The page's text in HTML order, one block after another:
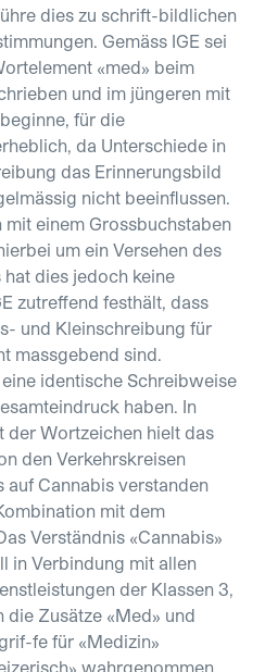
dies zu schrift-bildlichen
Gemäss IGE sei
«med» beim
und im jüngeren mit
für die
da Unterschiede in
das Erinnerungsbild
nicht beeinflussen.
einem Grossbuchstaben
um ein Versehen des
hat dies jedoch keine
zutreffend festhält, dass
und Kleinschreibung für
massgebend sind.
identische Schreibweise
haben. In
der Wortzeichen hielt das
den Verkehrskreisen
Cannabis verstanden
mit dem
Verständnis «Cannabis»
in Verbindung mit allen
der Klassen 3,
Zusätze «Med» und
fe für «Medizin»
wahrgenommen.